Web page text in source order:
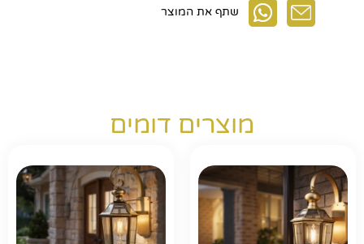
שתף את המוצר
מוצרים דומים